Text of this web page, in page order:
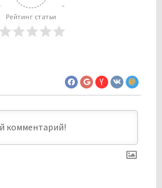
Рейтинг статьи